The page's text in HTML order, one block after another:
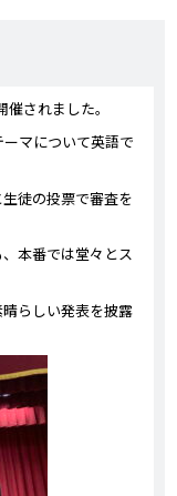
されました。
マについて英語で
徒の投票で審査を
本番では堂々とス
らしい発表を披露